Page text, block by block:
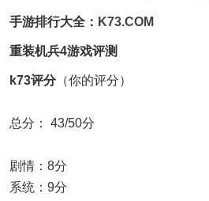
手游排行大全： K73.COM
重装机兵4游戏评测
k73评分（你的评分）
总分： 43/50分
剧情：8分
系统：9分